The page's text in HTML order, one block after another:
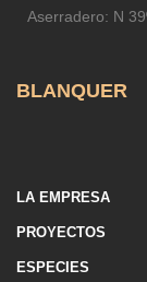
Aserradero: N
BLANQUER
LA EMPRESA
PROYECTOS
ESPECIES